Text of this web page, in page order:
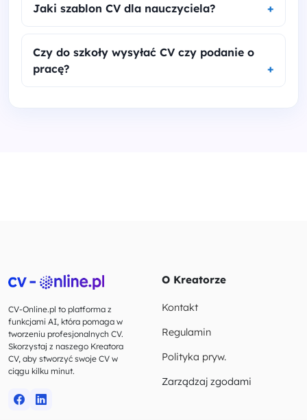
Jaki szablon CV dla nauczyciela?
Czy do szkoły wysyłać CV czy podanie o
pracę?
CV-Online.pl to platforma z
funkcjami AI, która pomaga w
tworzeniu profesjonalnych CV.
Skorzystaj z naszego Kreatora
CV, aby stworzyć swoje CV w
ciągu kilku minut.
O Kreatorze
Kontakt
Regulamin
Polityka pryw.
Zarządzaj zgodami